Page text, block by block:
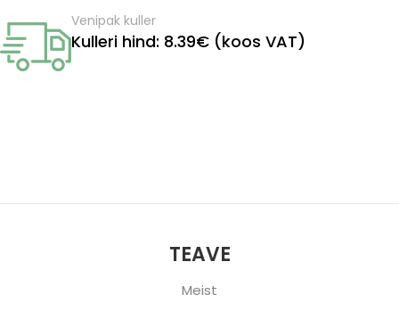
Venipak kuller
Kulleri hind: 8.39€ (koos VAT)
TEAVE
Meist